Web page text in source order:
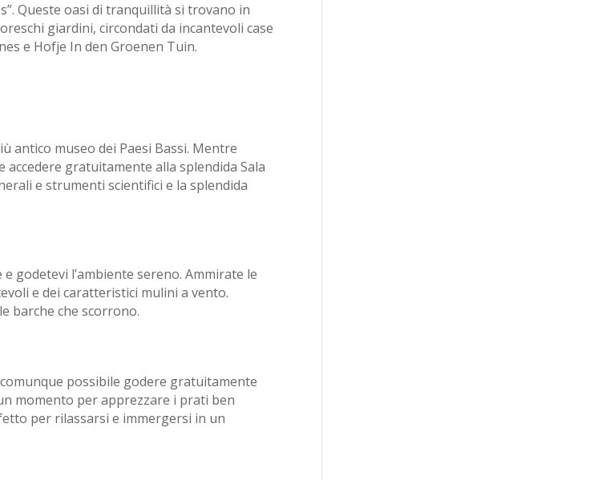
Queste oasi di tranquillità si trovano in
giardini, circondati da incantevoli case
e Hofje In den Groenen Tuin.
antico museo dei Paesi Bassi. Mentre
gratuitamente alla splendida Sala
e strumenti scientifici e la splendida
godetevi l’ambiente sereno. Ammirate le
e dei caratteristici mulini a vento.
barche che scorrono.
possibile godere gratuitamente
momento per apprezzare i prati ben
per rilassarsi e immergersi in un